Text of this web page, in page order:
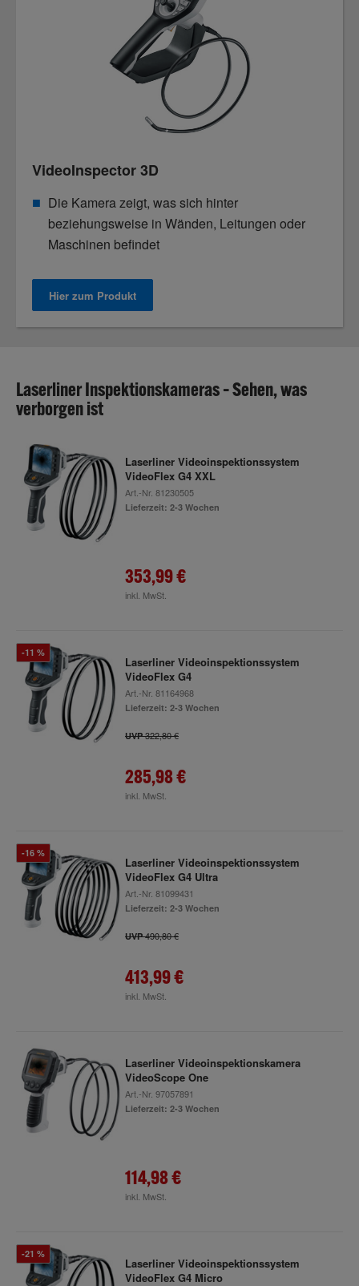
VideoInspector 3D
Die Kamera zeigt, was sich hinter
beziehungsweise in Wänden, Leitungen oder
Maschinen befindet
Hier zum Produkt
Laserliner Inspektionskameras – Sehen, was
verborgen ist
Laserliner Videoinspektionssystem
VideoFlex G4 XXL
Art.-Nr. 81230505
Lieferzeit: 2-3 Wochen
353,99 €
inkl. MwSt.
-11 %
Laserliner Videoinspektionssystem
VideoFlex G4
Art.-Nr. 81164968
Lieferzeit: 2-3 Wochen
UVP322,80 €
285,98 €
inkl. MwSt.
-16 %
Laserliner Videoinspektionssystem
VideoFlex G4 Ultra
Art.-Nr. 81099431
Lieferzeit: 2-3 Wochen
UVP490,80 €
413,99 €
inkl. MwSt.
Laserliner Videoinspektionskamera
VideoScope One
Art.-Nr. 97057891
Lieferzeit: 2-3 Wochen
114,98 €
inkl. MwSt.
-21 %
Laserliner Videoinspektionssystem
VideoFlex G4 Micro